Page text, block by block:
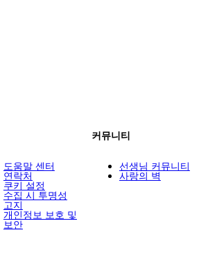
도움말 센터
연락처
쿠키 설정
수집 시 투명성
고지
개인정보 보호 및
보안
커뮤니티
선생님 커뮤니티
사랑의 벽